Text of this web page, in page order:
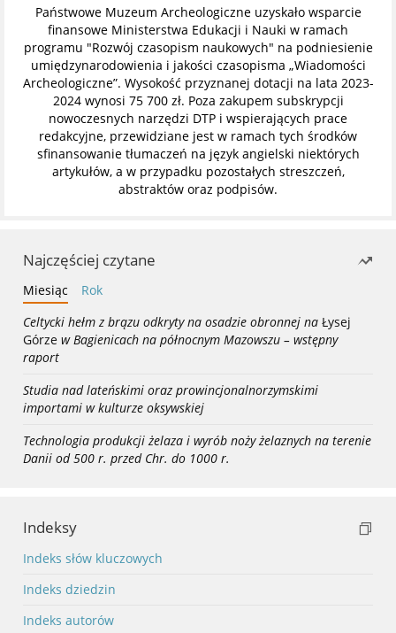
Państwowe Muzeum Archeologiczne uzyskało wsparcie
finansowe Ministerstwa Edukacji i Nauki w ramach
programu "Rozwój czasopism naukowych" na podniesienie
umiędzynarodowienia i jakości czasopisma „Wiadomości
Archeologiczne”. Wysokość przyznanej dotacji na lata 2023-
2024 wynosi 75 700 zł. Poza zakupem subskrypcji
nowoczesnych narzędzi DTP i wspierających prace
redakcyjne, przewidziane jest w ramach tych środków
sfinansowanie tłumaczeń na język angielski niektórych
artykułów, a w przypadku pozostałych streszczeń,
abstraktów oraz podpisów.
Najczęściej czytane
Miesiąc
Rok
Celtycki hełm z brązu odkryty na osadzie obronnej na Łysej
Górze w Bagienicach na północnym Mazowszu – wstępny
raport
Studia nad lateńskimi oraz prowincjonalnorzymskimi
importami w kulturze oksywskiej
Technologia produkcji żelaza i wyrób noży żelaznych na terenie
Danii od 500 r. przed Chr. do 1000 r.
Indeksy
Indeks słów kluczowych
Indeks dziedzin
Indeks autorów